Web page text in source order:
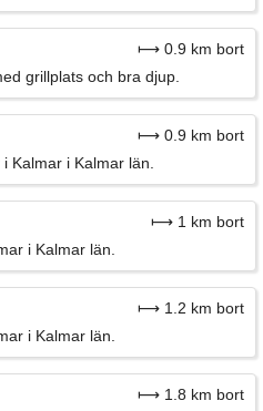
⟼ 0.9 km bort
grillplats och bra djup.
⟼ 0.9 km bort
Kalmar i Kalmar län.
⟼ 1 km bort
i Kalmar län.
⟼ 1.2 km bort
i Kalmar län.
⟼ 1.8 km bort